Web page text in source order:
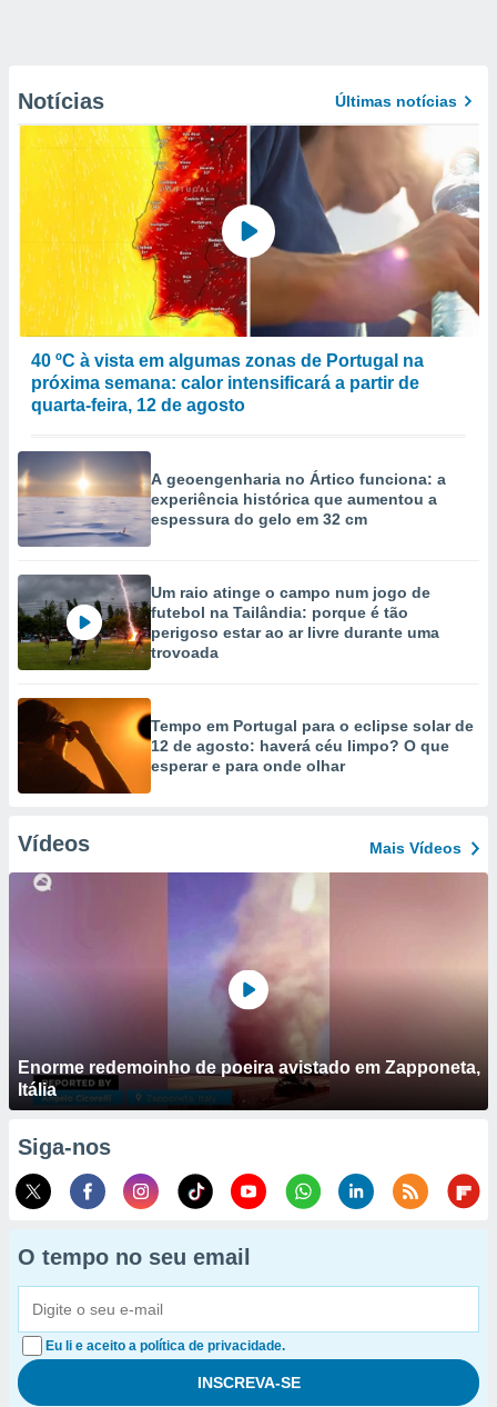
Notícias Últimas notícias
40 ºC à vista em algumas zonas de Portugal na
próxima semana: calor intensificará a partir de
quarta-feira, 12 de agosto
A geoengenharia no Ártico funciona: a
experiência histórica que aumentou a
espessura do gelo em 32 cm
Um raio atinge o campo num jogo de
futebol na Tailândia: porque é tão
perigoso estar ao ar livre durante uma
trovoada
Tempo em Portugal para o eclipse solar de
12 de agosto: haverá céu limpo? O que
esperar e para onde olhar
Vídeos Mais Vídeos
Enorme redemoinho de poeira avistado em Zapponeta,
Itália
Siga-nos
O tempo no seu email
Eu li e aceito a política de privacidade.